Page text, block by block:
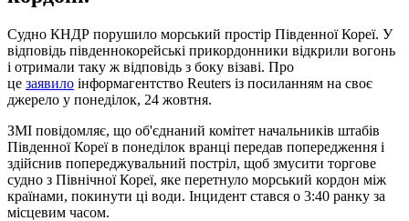
Судно КНДР порушило морський простір Південної Кореї. У
відповідь південнокорейські прикордонники відкрили вогонь
і отримали таку ж відповідь з боку візаві. Про
це заявило інформагентство Reuters із посиланням на своє
джерело у понеділок, 24 жовтня.
ЗМІ повідомляє, що об'єднаний комітет начальників штабів
Південної Кореї в понеділок вранці передав попередження і
здійснив попереджувальний постріл, щоб змусити торгове
судно з Північної Кореї, яке перетнуло морський кордон між
країнами, покинути ці води. Інцидент стався о 3:40 ранку за
місцевим часом.